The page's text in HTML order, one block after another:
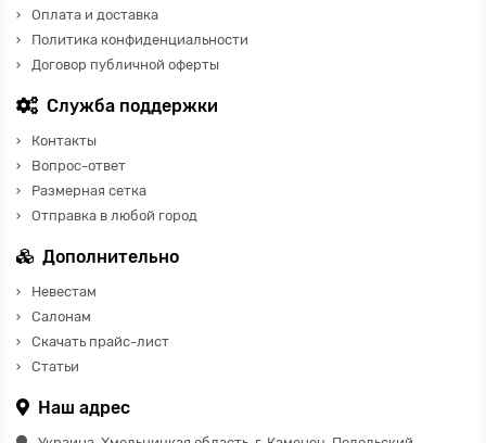
Оплата и доставка
Политика конфиденциальности
Договор публичной оферты
Служба поддержки
Контакты
Вопрос-ответ
Размерная сетка
Отправка в любой город
Дополнительно
Невестам
Салонам
Скачать прайс-лист
Статьи
Наш адрес